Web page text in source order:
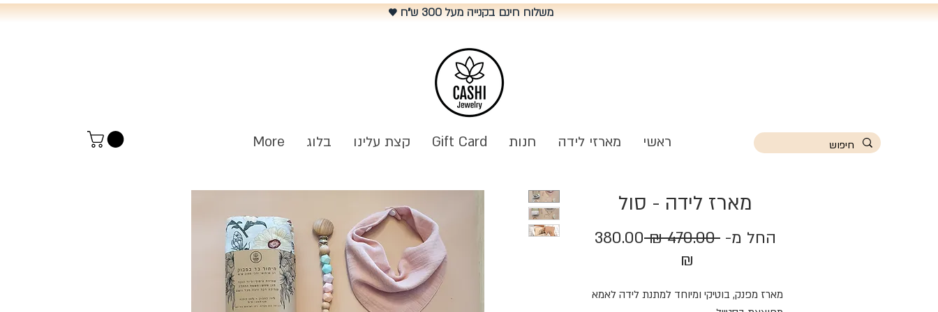
♥️ משלוח חינם בקנייה מעל 300 ש"ח
ראשי מארזי לידה חנות Gift Card קצת עלינו בלוג More
מארז לידה - סול
החל מ- ‏470.00 ‏₪
מחיר
380.00
₪
מארז מפנק, בוטיקי ומיוחד למתנת לידה לאמא